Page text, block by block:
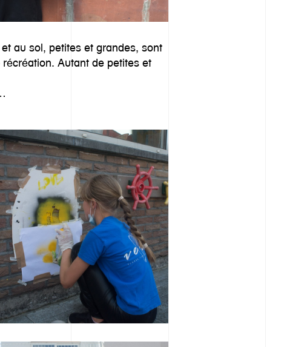
au sol, petites et grandes, sont
Autant de petites et